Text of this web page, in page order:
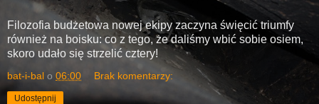
Filozofia budżetowa nowej ekipy zaczyna święcić triumfy
również na boisku: co z tego, że daliśmy wbić sobie osiem,
skoro udało się strzelić cztery!
bat-i-bal o 06:00 Brak komentarzy:
Udostępnij